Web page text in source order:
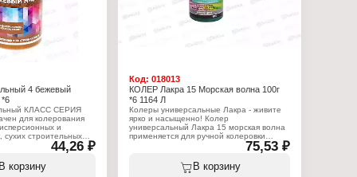
4 бежевый
КЛАСС СЕРИЯ
для колерования
и
сухих строительных
побелочных и других
для внутренних и
получить
цветов и
44,26 ₽
В корзину
Код:018013
КОЛЕР Лакра 15 Морская волна 100г
*6 1164 Л
Колеры универсальные Лакра - живите
ярко и насыщенно! Колер
универсальный Лакра 15 морская волна
применяется для ручной колеровки
воднодисперсионных красок и составов.
Самостоятельного применения не
имеет. Не использовать в чистом виде и
75,53 ₽
В корзину